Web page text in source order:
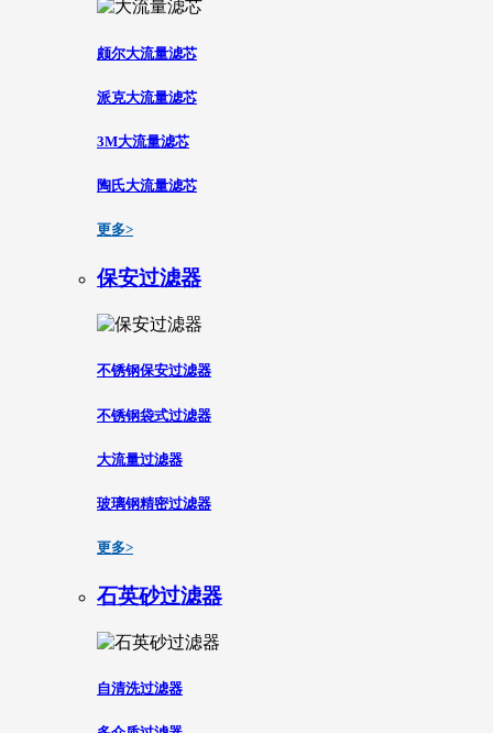
颇尔大流量滤芯
派克大流量滤芯
3M大流量滤芯
陶氏大流量滤芯
更多>
保安过滤器
不锈钢保安过滤器
不锈钢袋式过滤器
大流量过滤器
玻璃钢精密过滤器
更多>
石英砂过滤器
自清洗过滤器